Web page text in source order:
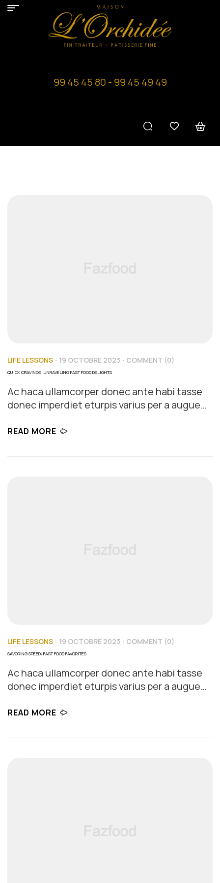
99 45 45 80 - 99 45 49 49
LIFE LESSONS 19 OCTOBRE 2023 COMMENT (0)
QUICK CRAVINGS: UNRAVELING FAST FOOD DELIGHTS
Ac haca ullamcorper donec ante habi tasse
donec imperdiet eturpis varius per a augue
tincidunt per a aptent interdum purus
READ MORE
LIFE LESSONS 19 OCTOBRE 2023 COMMENT (0)
SAVORING SPEED: FAST FOOD FAVORITES
Ac haca ullamcorper donec ante habi tasse
donec imperdiet eturpis varius per a augue
tincidunt per a aptent interdum purus
READ MORE